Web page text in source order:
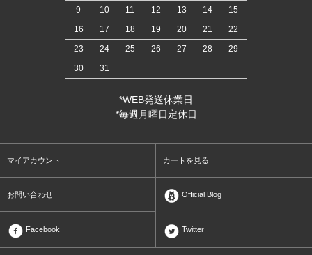
9
10 11 12 13 14
15
16
17 18 19 20 21
22
23
24 25 26 27 28
29
30
31
*WEB発送休業日
*毎週月曜日定休日
マイアカウント カートを見る
お問い合わせ Official Blog
Facebook Twitter